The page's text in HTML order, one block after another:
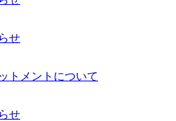
せ
トメントについて
せ